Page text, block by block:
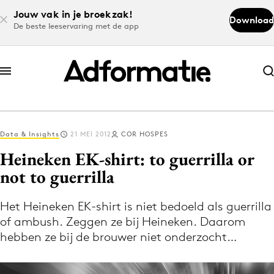
Jouw vak in je broekzak!
De beste leeservaring met de app
Download
Abonneer nu
Abonneer nu
Log in
Volg het laatste nieuws via de Adformatie
Nieuws app
Data & Insights 21 MEI 2012 COR HOSPES
Heineken EK-shirt: to guerrilla or
not to guerrilla
Het Heineken EK-shirt is niet bedoeld als guerrilla
of ambush. Zeggen ze bij Heineken. Daarom
hebben ze bij de brouwer niet onderzocht…